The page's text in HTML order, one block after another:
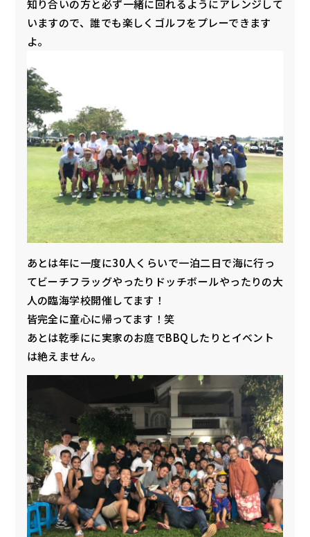
知り合いの方と必ず一緒に回れるようにアレンジして
いますので、誰でも楽しくゴルフをプレーできます
よ。
あとは年に一度に30人くらいで一泊二日で海に行っ
てビーチフラッグやったりドッチボールやったりの大
人の臨海学校開催してます！
皆完全に童心に帰ってます！笑
あとは乾季にに実家のお庭でBBQしたりとイベント
は絶えません。